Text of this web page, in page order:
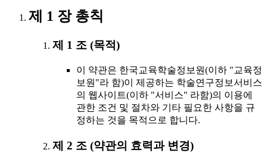
제 1 장 총칙
제 1 조 (목적)
이 약관은 한국교육학술정보원(이하 "교육정
보원"라 함)이 제공하는 학술연구정보서비스
의 웹사이트(이하 "서비스" 라함)의 이용에
관한 조건 및 절차와 기타 필요한 사항을 규
정하는 것을 목적으로 합니다.
제 2 조 (약관의 효력과 변경)